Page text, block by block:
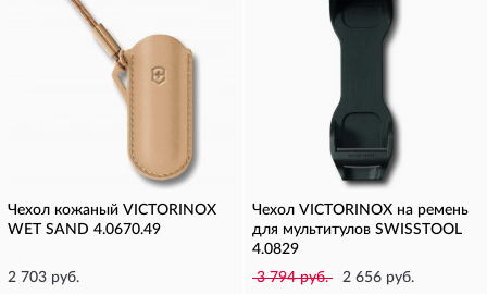
Чехол кожаный VICTORINOX
WET SAND 4.0670.49
2 703 руб.
Чехол VICTORINOX на ремень
для мультитулов SWISSTOOL
4.0829
3 794 руб.
2 656 руб.